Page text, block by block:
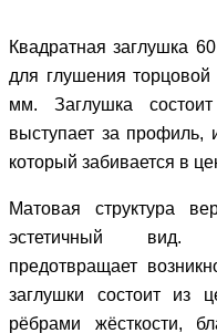
Квадратная заглушка
для глушения
мм. Заглушка
выступает за профиль,
который забивается в
Матовая структура
эстетичный вид.
предотвращает
заглушки состоит из
рёбрами жёсткости,